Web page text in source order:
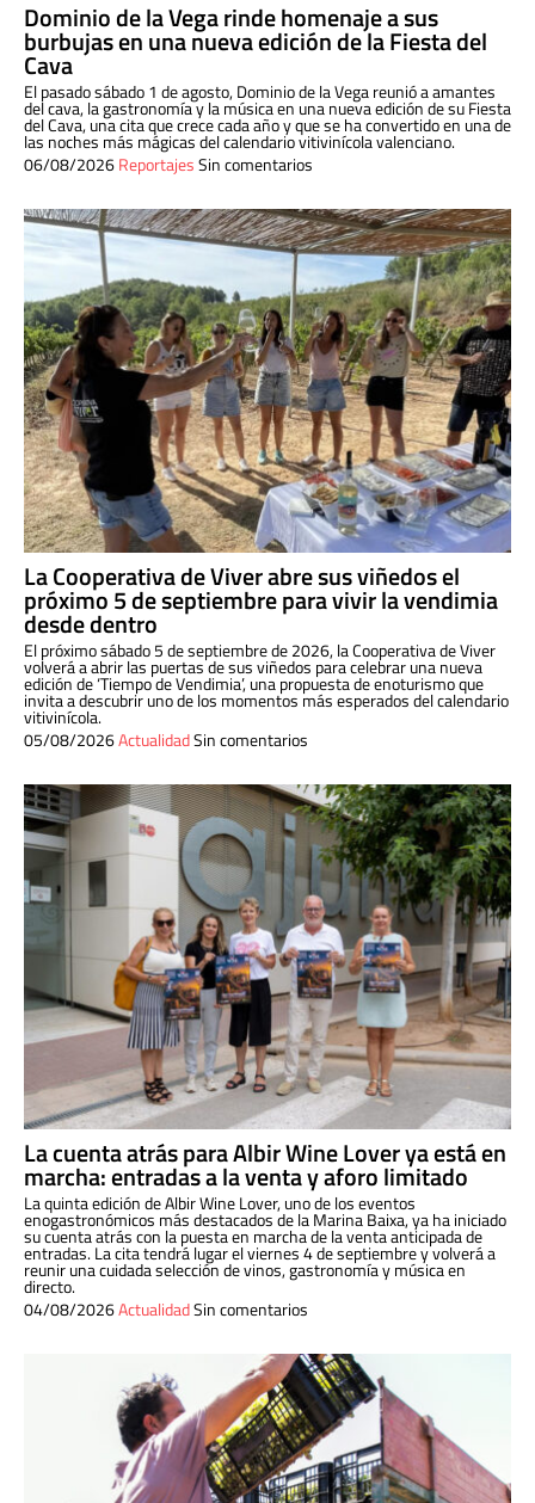
Dominio de la Vega rinde homenaje a sus
burbujas en una nueva edición de la Fiesta del
Cava
El pasado sábado 1 de agosto, Dominio de la Vega reunió a amantes
del cava, la gastronomía y la música en una nueva edición de su Fiesta
del Cava, una cita que crece cada año y que se ha convertido en una de
las noches más mágicas del calendario vitivinícola valenciano.
06/08/2026ReportajesSin comentarios
La Cooperativa de Viver abre sus viñedos el
próximo 5 de septiembre para vivir la vendimia
desde dentro
El próximo sábado 5 de septiembre de 2026, la Cooperativa de Viver
volverá a abrir las puertas de sus viñedos para celebrar una nueva
edición de ‘Tiempo de Vendimia’, una propuesta de enoturismo que
invita a descubrir uno de los momentos más esperados del calendario
vitivinícola.
05/08/2026ActualidadSin comentarios
La cuenta atrás para Albir Wine Lover ya está en
marcha: entradas a la venta y aforo limitado
La quinta edición de Albir Wine Lover, uno de los eventos
enogastronómicos más destacados de la Marina Baixa, ya ha iniciado
su cuenta atrás con la puesta en marcha de la venta anticipada de
entradas. La cita tendrá lugar el viernes 4 de septiembre y volverá a
reunir una cuidada selección de vinos, gastronomía y música en
directo.
04/08/2026ActualidadSin comentarios